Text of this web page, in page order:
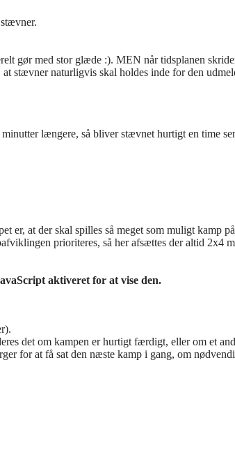
gør med stor glæde :). MEN når tidsplanen
stævner naturligvis skal holdes inde for den
længere, så bliver stævnet hurtigt en time
at der skal spilles så meget som muligt kamp
prioriteres, så her afsættes der altid 2x4
aktiveret for at vise den.
det om kampen er hurtigt færdigt, eller om et
for at få sat den næste kamp i gang, om